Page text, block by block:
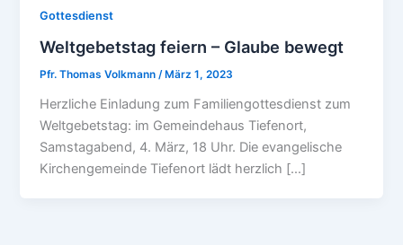
Gottesdienst
Weltgebetstag feiern – Glaube bewegt
Pfr. Thomas Volkmann /März 1, 2023
Herzliche Einladung zum Familiengottesdienst zum
Weltgebetstag: im Gemeindehaus Tiefenort,
Samstagabend, 4. März, 18 Uhr. Die evangelische
Kirchengemeinde Tiefenort lädt herzlich […]